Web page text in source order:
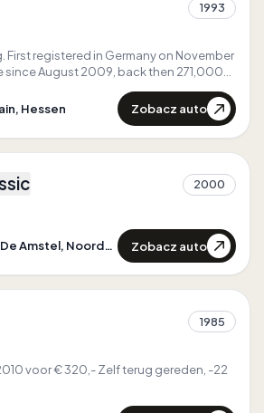
1
1993
Hessen Zobacz auto
1
3
2000
Ouderkerk Aan De Amstel, Noord-Holland Zobacz auto
1
2
1985
voor € 320,- Zelf terug gereden, -22